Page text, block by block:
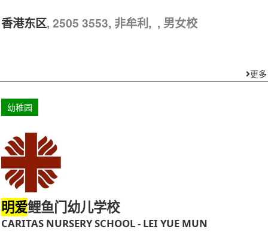
香港东区, 2505 3553, 非牟利, , 男女校
更多
幼稚园
明爱鲤鱼门幼儿学校
CARITAS NURSERY SCHOOL - LEI YUE MUN